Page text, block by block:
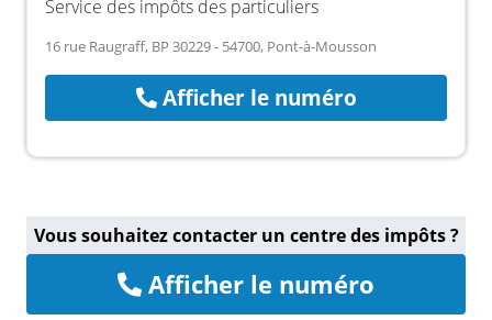
Service des impôts des particuliers
16 rue Raugraff, BP 30229 - 54700, Pont-à-Mousson
Afficher le numéro
Vous souhaitez contacter un centre des impôts ?
Afficher le numéro